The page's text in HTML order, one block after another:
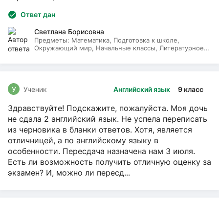
Ответ дан
Светлана Борисовна
Предметы: Математика, Подготовка к школе,
Окружающий мир, Начальные классы, Литературное
Английский язык 9 класс
У Ученик
Здравствуйте! Подскажите, пожалуйста. Моя дочь
не сдала 2 английский язык. Не успела переписать
из черновика в бланки ответов. Хотя, является
отличницей, а по английскому языку в
особенности. Пересдача назначена нам 3 июля.
Есть ли возможность получить отличную оценку за
экзамен? И, можно ли пересд...